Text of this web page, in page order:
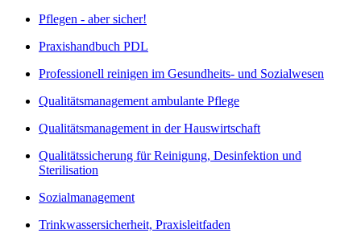
Pflegen - aber sicher!
Praxishandbuch PDL
Professionell reinigen im Gesundheits- und Sozialwesen
Qualitätsmanagement ambulante Pflege
Qualitätsmanagement in der Hauswirtschaft
Qualitätssicherung für Reinigung, Desinfektion und
Sterilisation
Sozialmanagement
Trinkwassersicherheit, Praxisleitfaden